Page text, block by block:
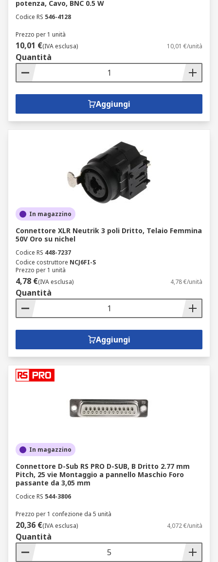
potenza, Cavo, BNC 0.5 W
Codice RS 546-4128
Prezzo per 1 unità
10,01 €(IVA esclusa) 10,01 €/unità
Quantità
Aggiungi
In magazzino
Connettore XLR Neutrik 3 poli Dritto, Telaio Femmina
50V Oro su nichel
Codice RS 448-7237
Codice costruttore NCJ6FI-S
Prezzo per 1 unità
4,78 €(IVA esclusa) 4,78 €/unità
Quantità
Aggiungi
In magazzino
Connettore D-Sub RS PRO D-SUB, B Dritto 2.77 mm
Pitch, 25 vie Montaggio a pannello Maschio Foro
passante da 3,05 mm
Codice RS 544-3806
Prezzo per 1 confezione da 5 unità
20,36 €(IVA esclusa) 4,072 €/unità
Quantità